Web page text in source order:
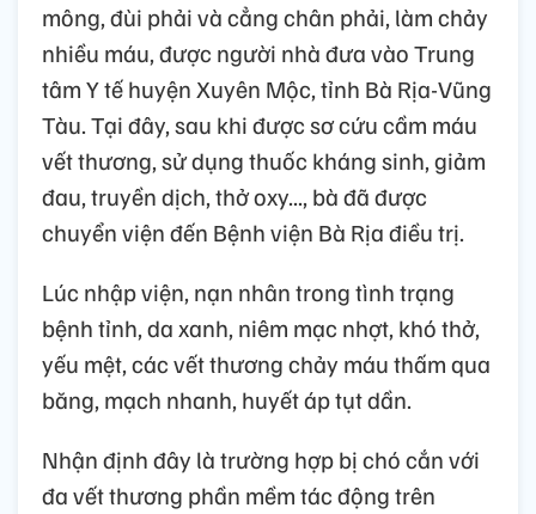
mông, đùi phải và cẳng chân phải, làm chảy
nhiều máu, được người nhà đưa vào Trung
tâm Y tế huyện Xuyên Mộc, tỉnh Bà Rịa-Vũng
Tàu. Tại đây, sau khi được sơ cứu cầm máu
vết thương, sử dụng thuốc kháng sinh, giảm
đau, truyền dịch, thở oxy..., bà đã được
chuyển viện đến Bệnh viện Bà Rịa điều trị.
Lúc nhập viện, nạn nhân trong tình trạng
bệnh tỉnh, da xanh, niêm mạc nhợt, khó thở,
yếu mệt, các vết thương chảy máu thấm qua
băng, mạch nhanh, huyết áp tụt dần.
Nhận định đây là trường hợp bị chó cắn với
đa vết thương phần mềm tác động trên